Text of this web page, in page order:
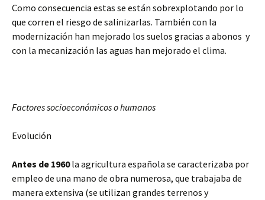
Como consecuencia estas se están sobrexplotando por lo
que corren el riesgo de salinizarlas. También con la
modernización han mejorado los suelos gracias a abonos y
con la mecanización las aguas han mejorado el clima.
Factores socioeconómicos o humanos
Evolución
Antes de 1960la agricultura española se caracterizaba por
empleo de una mano de obra numerosa, que trabajaba de
manera extensiva (se utilizan grandes terrenos y